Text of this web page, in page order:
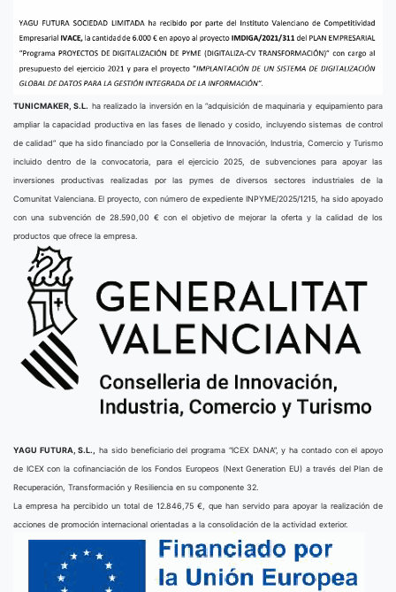
TUNICMAKER, S.L. ha realizado la inversión en la “adquisición de maquinaria y equipamiento para
ampliar la capacidad productiva en las fases de llenado y cosido, incluyendo sistemas de control
de calidad” que ha sido financiado por la Conselleria de Innovación, Industria, Comercio y Turismo
incluido dentro de la convocatoria, para el ejercicio 2025, de subvenciones para apoyar las
inversiones productivas realizadas por las pymes de diversos sectores industriales de la
Comunitat Valenciana. El proyecto, con número de expediente INPYME/2025/1215, ha sido apoyado
con una subvención de 28.590,00 € con el objetivo de mejorar la oferta y la calidad de los
productos que ofrece la empresa.
YAGU FUTURA, S.L.,
ha sido beneficiario del programa “ICEX DANA”, y ha contado con el apoyo
de ICEX con la cofinanciación de los Fondos Europeos (Next Generation EU) a través del Plan de
Recuperación, Transformación y Resiliencia en su componente 32.
La empresa ha percibido un total de 12.846,75 €, que han servido para apoyar la realización de
acciones de promoción internacional orientadas a la consolidación de la actividad exterior.